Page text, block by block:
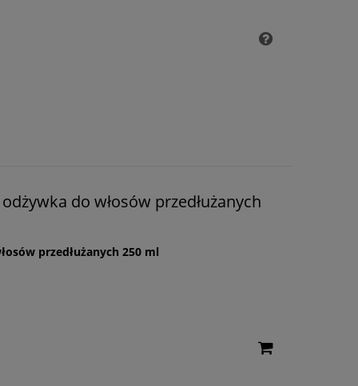
do włosów przedłużanych
przedłużanych 250 ml